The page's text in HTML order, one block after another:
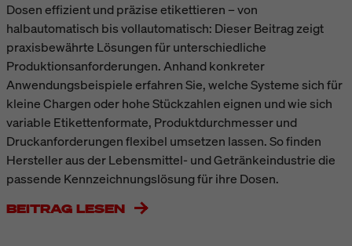
Dosen effizient und präzise etikettieren – von
halbautomatisch bis vollautomatisch: Dieser Beitrag zeigt
praxisbewährte Lösungen für unterschiedliche
Produktionsanforderungen. Anhand konkreter
Anwendungsbeispiele erfahren Sie, welche Systeme sich für
kleine Chargen oder hohe Stückzahlen eignen und wie sich
variable Etikettenformate, Produktdurchmesser und
Druckanforderungen flexibel umsetzen lassen. So finden
Hersteller aus der Lebensmittel- und Getränkeindustrie die
passende Kennzeichnungslösung für ihre Dosen.
BEITRAG LESEN